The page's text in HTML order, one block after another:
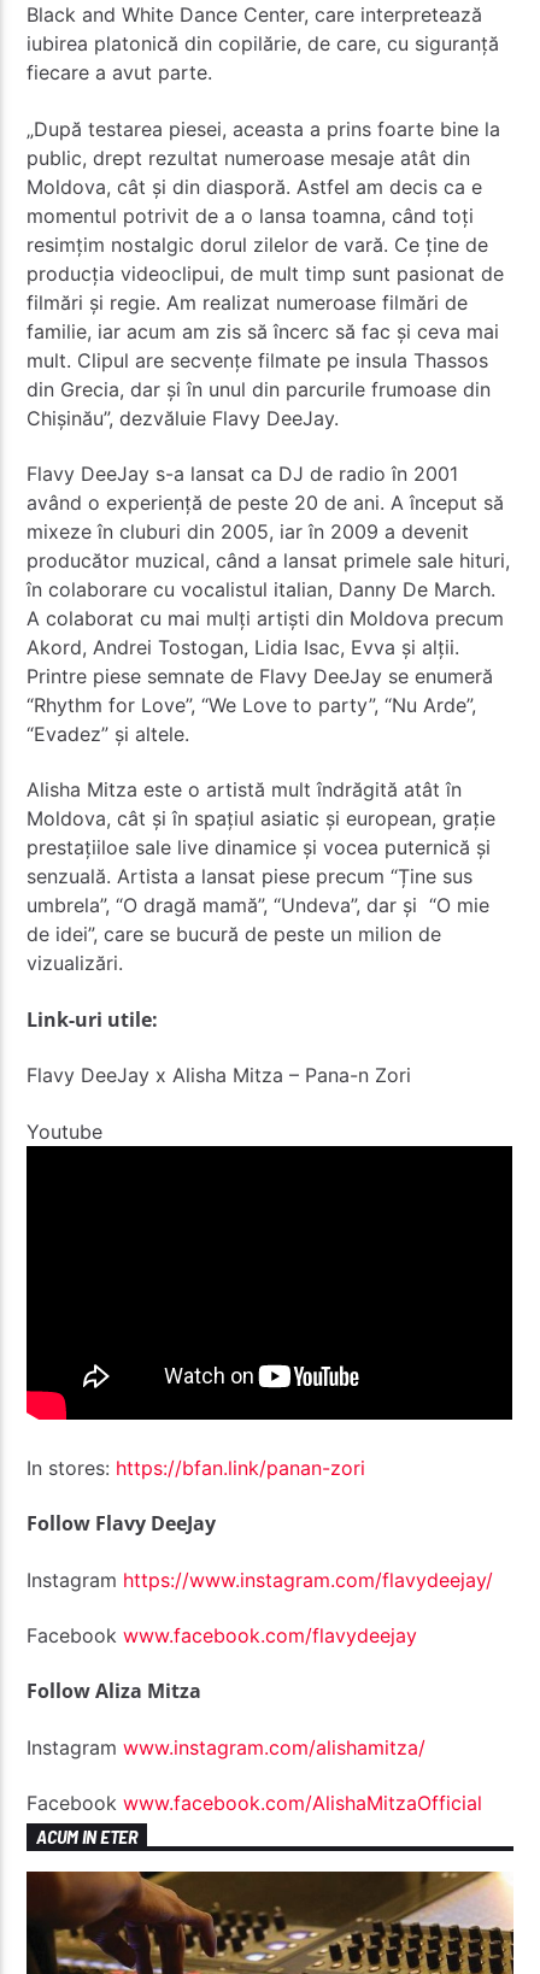
Black and White Dance Center, care interpretează
iubirea platonică din copilărie, de care, cu siguranță
fiecare a avut parte.
„După testarea piesei, aceasta a prins foarte bine la
public, drept rezultat numeroase mesaje atât din
Moldova, cât și din diasporă. Astfel am decis ca e
momentul potrivit de a o lansa toamna, când toți
resimțim nostalgic dorul zilelor de vară. Ce ține de
producția videoclipui, de mult timp sunt pasionat de
filmări și regie. Am realizat numeroase filmări de
familie, iar acum am zis să încerc să fac și ceva mai
mult. Clipul are secvențe filmate pe insula Thassos
din Grecia, dar și în unul din parcurile frumoase din
Chișinău”, dezvăluie Flavy DeeJay.
Flavy DeeJay s-a lansat ca DJ de radio în 2001
având o experiență de peste 20 de ani. A început să
mixeze în cluburi din 2005, iar în 2009 a devenit
producător muzical, când a lansat primele sale hituri,
în colaborare cu vocalistul italian, Danny De March.
A colaborat cu mai mulți artiști din Moldova precum
Akord, Andrei Tostogan, Lidia Isac, Evva și alții.
Printre piese semnate de Flavy DeeJay se enumeră
“Rhythm for Love”, “We Love to party”, “Nu Arde”,
“Evadez” și altele.
Alisha Mitza este o artistă mult îndrăgită atât în
Moldova, cât și în spațiul asiatic și european, grație
prestațiiloe sale live dinamice și vocea puternică și
senzuală. Artista a lansat piese precum “Ține sus
umbrela”, “O dragă mamă”, “Undeva”, dar și “O mie
de idei”, care se bucură de peste un milion de
vizualizări.
Link-uri utile:
Flavy DeeJay x Alisha Mitza – Pana-n Zori
Youtube
In stores: https://bfan.link/panan-zori
Follow Flavy DeeJay
Instagram https://www.instagram.com/flavydeejay/
Facebookwww.facebook.com/flavydeejay
Follow Aliza Mitza
Instagramwww.instagram.com/alishamitza/
Facebookwww.facebook.com/AlishaMitzaOfficial
ACUM IN ETER